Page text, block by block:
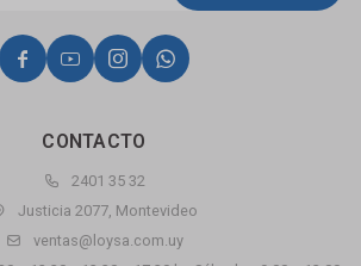
CONTACTO
2401 35 32
Justicia 2077, Montevideo
ventas@loysa.com.uy
   